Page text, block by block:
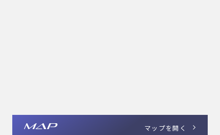
MAP マップを開く